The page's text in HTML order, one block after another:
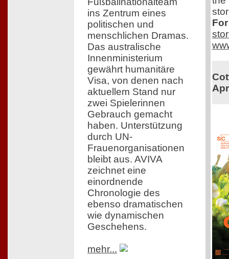
ins Zentrum eines
politischen und
menschlichen Dramas.
Das australische
Innenministerium
gewährt humanitäre
Visa, von denen nach
aktuellem Stand nur
zwei Spielerinnen
Gebrauch gemacht
haben. Unterstützung
durch UN-
Frauenorganisationen
bleibt aus. AVIVA
zeichnet eine
einordnende
Chronologie des
ebenso dramatischen
wie dynamischen
Geschehens.
mehr...